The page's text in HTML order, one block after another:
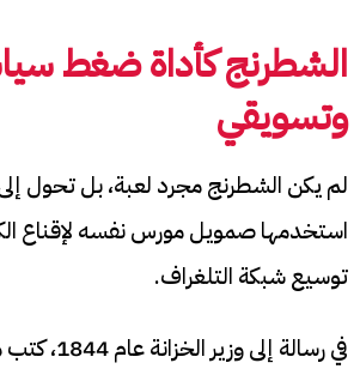
الشطرنج كأداة ضغط
وتسويقي
لم يكن الشطرنج مجرد لعبة، بل تحول
استخدمها صمويل مورس نفسه لإقناع
توسيع شبكة التلغراف.
في رسالة إلى